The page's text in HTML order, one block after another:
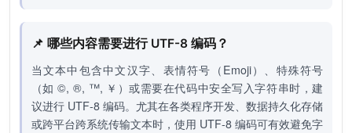
📌 哪些内容需要进行 UTF-8 编码？
当文本中包含中文汉字、表情符号（Emoji）、特殊符号
（如 ©, ®, ™, ￥）或需要在代码中安全写入字符串时，建
议进行 UTF-8 编码。尤其在各类程序开发、数据持久化存储
或跨平台跨系统传输文本时，使用 UTF-8 编码可有效避免字